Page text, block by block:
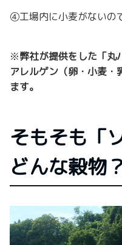
④工場内に小麦がないの
※弊社が提供をした「丸
アレルゲン（卵・小麦・
ます。
そもそも「
どんな穀物